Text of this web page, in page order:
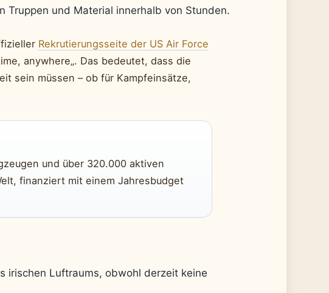
Truppen und Material innerhalb von Stunden.
Rekrutierungsseite der US Air Force
anywhere„. Das bedeutet, dass die
sein müssen – ob für Kampfeinsätze,
und über 320.000 aktiven
finanziert mit einem Jahresbudget
irischen Luftraums, obwohl derzeit keine